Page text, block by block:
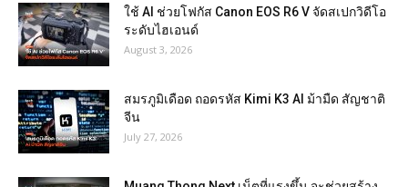
ใช้ AI ช่วยโฟกัส Canon EOS R6 V จัดสเปกวิดีโอ
ระดับไฮเอนด์
August 3, 2026
สมรภูมิเดือด ถอดรหัส Kimi K3 AI ม้ามืด สัญชาติ
จีน
July 27, 2026